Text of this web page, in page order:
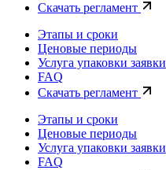
Скачать регламент
Этапы и сроки
Ценовые периоды
Услуга упаковки заявки
FAQ
Скачать регламент
Этапы и сроки
Ценовые периоды
Услуга упаковки заявки
FAQ